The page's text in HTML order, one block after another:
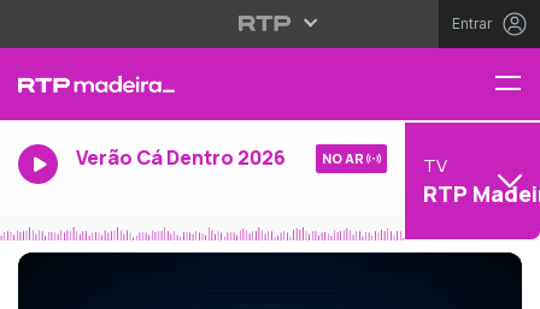
Entrar
Verão Cá Dentro 2026 NO AR TV
RTP